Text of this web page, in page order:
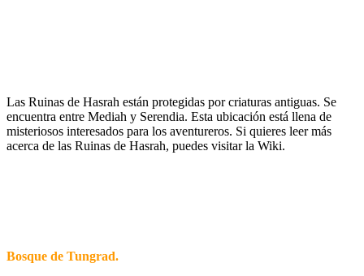
Las Ruinas de Hasrah están protegidas por criaturas antiguas. Se
encuentra entre Mediah y Serendia. Esta ubicación está llena de
misteriosos interesados para los aventureros. Si quieres leer más
acerca de las Ruinas de Hasrah, puedes visitar la Wiki.
Bosque de Tungrad.